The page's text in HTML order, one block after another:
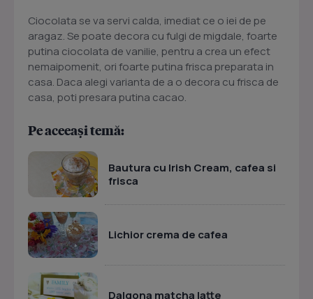
Ciocolata se va servi calda, imediat ce o iei de pe
aragaz. Se poate decora cu fulgi de migdale, foarte
putina ciocolata de vanilie, pentru a crea un efect
nemaipomenit, ori foarte putina frisca preparata in
casa. Daca alegi varianta de a o decora cu frisca de
casa, poti presara putina cacao.
Pe aceeași temă:
Bautura cu Irish Cream, cafea si
frisca
Lichior crema de cafea
Dalgona matcha latte